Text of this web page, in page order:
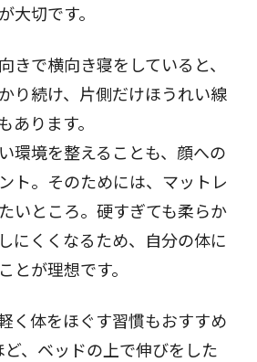
大切です。
きで横向き寝をしていると、
り続け、片側だけほうれい線
あります。
環境を整えることも、顔への
ト。そのためには、マットレ
いところ。硬すぎても柔らか
にくくなるため、自分の体に
とが理想です。
く体をほぐす習慣もおすすめ
、ベッドの上で伸びをした